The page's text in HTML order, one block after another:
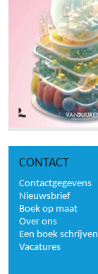
CONTACT
Contactgegevens
Nieuwsbrief
Boek op maat
Over ons
Een boek schrijven
Vacatures